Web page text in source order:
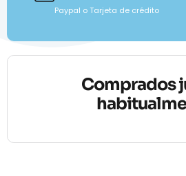
Paypal o Tarjeta de crédito
Comprados